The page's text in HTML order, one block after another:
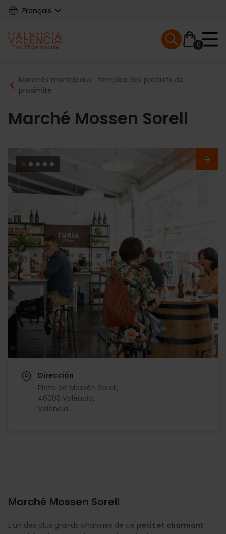
Skip
content
Français
Main
navigation
0
Mobile menu
Breadcrumb
Marchés municipaux : temples des produits de
proximité
Marché Mossen Sorell
Dirección
Plaza de Mossén Sorell,
46003 València,
Valencia
Marché Mossen Sorell
L’un des plus grands charmes de ce petit et charmant